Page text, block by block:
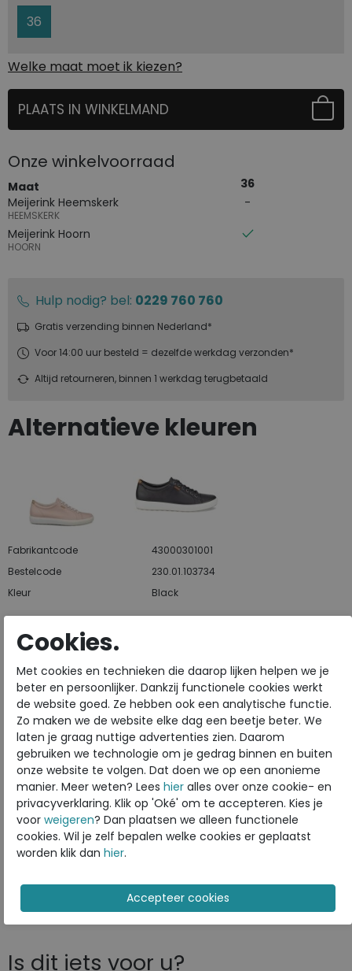
Soft 7 een leuke zwarte lederen dames veterschoen
voorzien van een uitneembaar voetbed.Deze
veterschoen heeft een uitneembare ECFS zool die
ervoor zorgt dat uw voeten gedurende de hele dag
koel blijven. En bovenal het is een tijdloos sportief
Danish Design look wat bij alles past.
Toon alles vanECCO
ECCO sneakers / veterschoenen
36
Welke maat moet ik kiezen?
PLAATS IN WINKELMAND
Onze winkelvoorraad
Maat
36
Meijerink Heemskerk
HEEMSKERK
Meijerink Hoorn
HOORN
Hulp nodig? bel: 0229 760 760
Gratis verzending binnen Nederland*
Voor 14:00 uur besteld = dezelfde werkdag verzonden*
Altijd retourneren, binnen 1 werkdag terugbetaald
Alternatieve kleuren
Fabrikantcode
43000301001
Bestelcode
230.01.103734
Kleur
Black
Materiaal
Is dit iets voor u?
Cookies.
Met cookies en technieken die daarop lijken helpen we je
beter en persoonlijker. Dankzij functionele cookies werkt
de website goed. Ze hebben ook een analytische functie.
Zo maken we de website elke dag een beetje beter. We
laten je graag nuttige advertenties zien. Daarom
gebruiken we technologie om je gedrag binnen en buiten
onze website te volgen. Dat doen we op een anonieme
manier. Meer weten? Lees hier alles over onze cookie- en
privacyverklaring. Klik op 'Oké' om te accepteren. Kies je
voor weigeren? Dan plaatsen we alleen functionele
cookies. Wil je zelf bepalen welke cookies er geplaatst
worden klik dan hier.